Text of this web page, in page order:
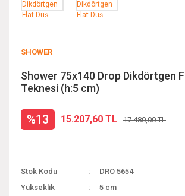
SHOWER
Shower 75x140 Drop Dikdörtgen
Teknesi (h:5 cm)
%13 15.207,60 TL 17.480,00 TL
Stok Kodu
DRO 5654
Yükseklik
5 cm